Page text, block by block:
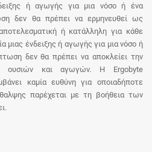
ή αγωγής για μια νόσο ή ένα
δεν θα πρέπει να ερμηνευθεί ως
ή κατάλληλη για κάθε
μιας ένδειξης ή αγωγής για μια νόσο ή
δεν θα πρέπει να αποκλείει την
ουσιών και αγωγών. Η Ergobyte
καμία ευθύνη για οποιαδήποτε
παρέχεται με τη βοήθεια των